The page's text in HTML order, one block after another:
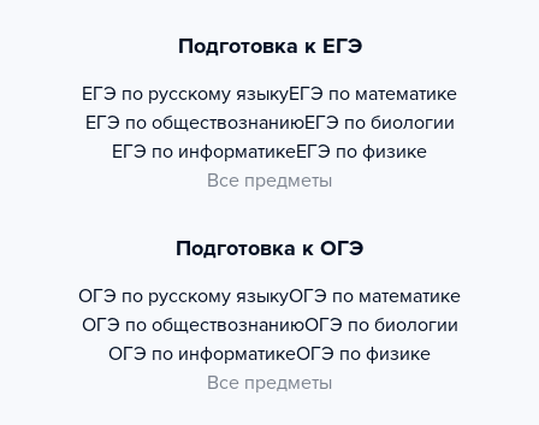
Подготовка к ЕГЭ
ЕГЭ по русскому языкуЕГЭ по математике
ЕГЭ по обществознаниюЕГЭ по биологии
ЕГЭ по информатикеЕГЭ по физике
Все предметы
Подготовка к ОГЭ
ОГЭ по русскому языкуОГЭ по математике
ОГЭ по обществознаниюОГЭ по биологии
ОГЭ по информатикеОГЭ по физике
Все предметы